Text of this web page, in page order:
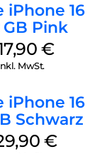
iPhone 16
GB Pink
€
MwSt.
iPhone 16
Schwarz
€